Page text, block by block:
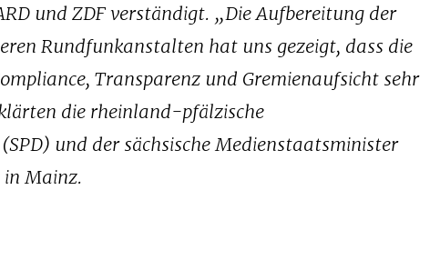
und ZDF verständigt. „Die Aufbereitung der
Rundfunkanstalten hat uns gezeigt, dass die
Transparenz und Gremienaufsicht sehr
die rheinland-pfälzische
und der sächsische Medienstaatsminister
in Mainz.